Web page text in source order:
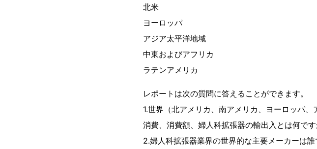
北米
ヨーロッパ
アジア太平洋地域
中東およびアフリカ
ラテンアメリカ
レポートは次の質問に答えることができます。
1.世界（北アメリカ、南アメリカ、ヨーロッパ
消費、消費額、婦人科拡張器の輸出入とは何です
2.婦人科拡張器業界の世界的な主要メーカーは